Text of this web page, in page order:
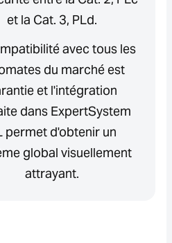
et la Cat. 3, PLd.
avec tous les
du marché est
et l'intégration
dans ExpertSystem
permet d'obtenir un
global visuellement
attrayant.